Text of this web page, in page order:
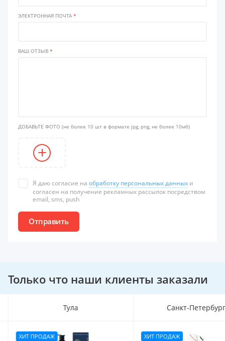
ЭЛЕКТРОННАЯ ПОЧТА *
ВАШ ОТЗЫВ *
ДОБАВЬТЕ ФОТО (не более 10 шт в формате jpg, png, не более 10мб)
Я даю согласие на обработку персональных данных и
согласен на получение рекламных рассылок посредством
email, sms, push
Отправить
Только что наши клиенты заказали
Тула
ХИТ ПРОДАЖ
Санкт-Петербург
ХИТ ПРОДАЖ